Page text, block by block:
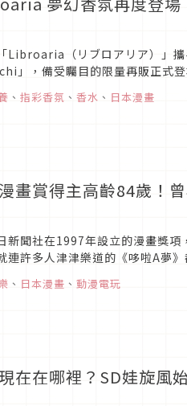
Libroaria（リブロアリア）」
量再販正式登場！ 這款香水於2025年春季首度亮相時便引
、 指彩香氛 、 香水 、 日本漫畫
畫賞得主高齡84歲！
新聞社在1997年設立的漫畫獎
連許多人津津樂道的《哆啦A夢
、 日本漫畫 、 動漫電玩
在在哪裡？SD娃旋風